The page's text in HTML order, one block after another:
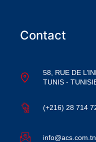
Contact
58, RUE DE
TUNIS -
(+216) 28 714
info@acs.com.tn